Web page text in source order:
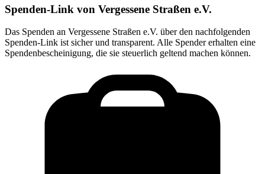
Spenden-Link von Vergessene Straßen e.V.
Das Spenden an Vergessene Straßen e.V. über den nachfolgenden
Spenden-Link ist sicher und transparent. Alle Spender erhalten eine
Spendenbescheinigung, die sie steuerlich geltend machen können.